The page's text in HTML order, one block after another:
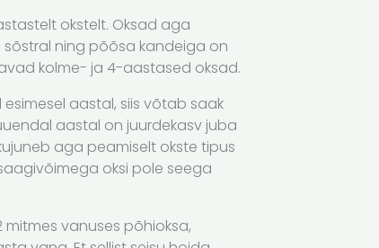
okstelt. Oksad aga
ning põõsa kandeiga on
kolme- ja 4-aastased oksad.
aastal, siis võtab saak
aastal on juurdekasv juba
aga peamiselt okste tipus
oksi pole seega
vanuses põhioksa,